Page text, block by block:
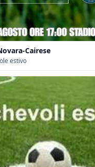
Cairese
estivo